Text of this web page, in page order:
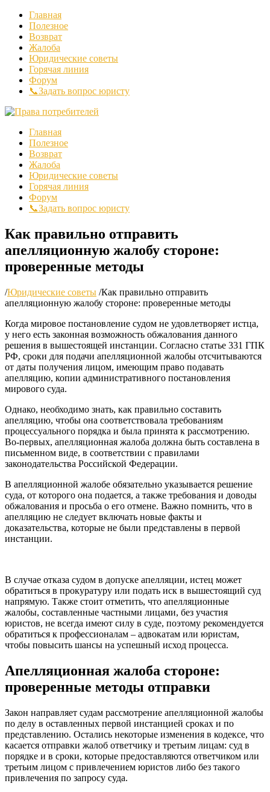
Главная
Полезное
Возврат
Жалоба
Юридические советы
Горячая линия
Форум
📞Задать вопрос юристу
Главная
Полезное
Возврат
Жалоба
Юридические советы
Горячая линия
Форум
📞Задать вопрос юристу
Как правильно отправить
апелляционную жалобу стороне:
проверенные методы
/Юридические советы /Как правильно отправить
апелляционную жалобу стороне: проверенные методы
Когда мировое постановление судом не удовлетворяет истца,
у него есть законная возможность обжалования данного
решения в вышестоящей инстанции. Согласно статье 331 ГПК
РФ, сроки для подачи апелляционной жалобы отсчитываются
от даты получения лицом, имеющим право подавать
апелляцию, копии административного постановления
мирового суда.
Однако, необходимо знать, как правильно составить
апелляцию, чтобы она соответствовала требованиям
процессуального порядка и была принята к рассмотрению.
Во-первых, апелляционная жалоба должна быть составлена в
письменном виде, в соответствии с правилами
законодательства Российской Федерации.
В апелляционной жалобе обязательно указывается решение
суда, от которого она подается, а также требования и доводы
обжалования и просьба о его отмене. Важно помнить, что в
апелляцию не следует включать новые факты и
доказательства, которые не были представлены в первой
инстанции.
В случае отказа судом в допуске апелляции, истец может
обратиться в прокуратуру или подать иск в вышестоящий суд
напрямую. Также стоит отметить, что апелляционные
жалобы, составленные частными лицами, без участия
юристов, не всегда имеют силу в суде, поэтому рекомендуется
обратиться к профессионалам – адвокатам или юристам,
чтобы повысить шансы на успешный исход процесса.
Апелляционная жалоба стороне:
проверенные методы отправки
Закон направляет судам рассмотрение апелляционной жалобы
по делу в оставленных первой инстанцией сроках и по
представлению. Остались некоторые изменения в кодексе, что
касается отправки жалоб ответчику и третьим лицам: суд в
порядке и в сроки, которые предоставляются ответчиком или
третьим лицом с привлечением юристов либо без такого
привлечения по запросу суда.